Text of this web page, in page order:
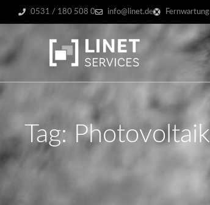
0531 / 180 508 0 info@linet.de Fernwartung
Tag: Photovoltaik